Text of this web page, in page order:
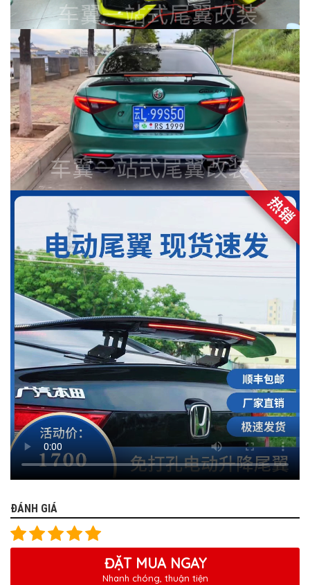
ĐÁNH GIÁ
ĐẶT MUA NGAY
Nhanh chóng, thuận tiện